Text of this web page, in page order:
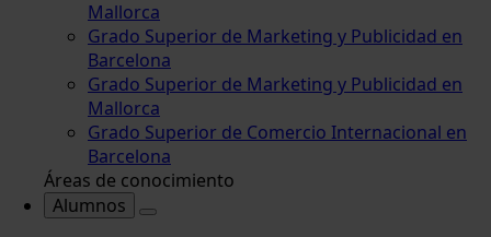
Mallorca
Grado Superior de Marketing y Publicidad en
Barcelona
Grado Superior de Marketing y Publicidad en
Mallorca
Grado Superior de Comercio Internacional en
Barcelona
Áreas de conocimiento
Alumnos